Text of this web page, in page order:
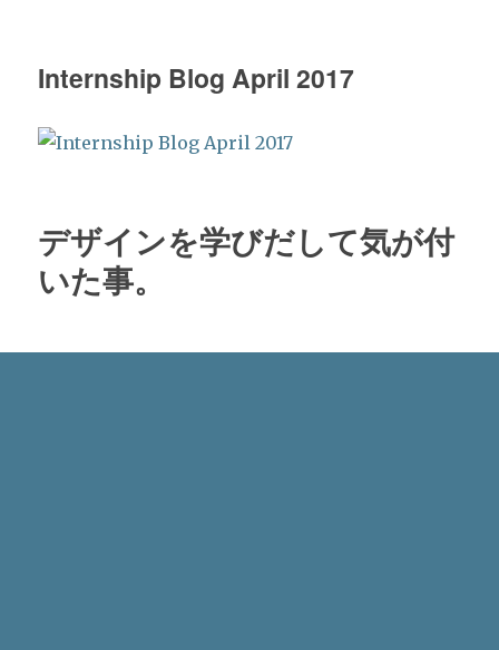
Internship Blog April 2017
デザインを学びだして気が付
いた事。